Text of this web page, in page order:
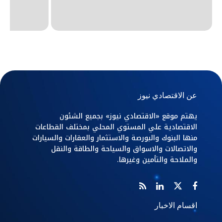
عن الاقتصادي نيوز
يهتم موقع «الاقتصادي نيوز» بجميع الشئون
الاقتصادية علي المستوي المحلي بمختلف القطاعات
منها البنوك والبورصة والاستثمار والعقارات والسيارات
والاتصالات والاسواق والسياحة والطاقة والنقل
والملاحة والتأمين وغيرها.
اقسام الاخبار